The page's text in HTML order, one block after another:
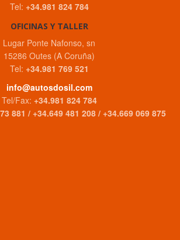
Tel: +34.981 824 784
OFICINAS Y TALLER
Lugar Ponte Nafonso, sn
15286 Outes (A Coruña)
Tel: +34.981 769 521
info@autosdosil.com
Tel/Fax: +34.981 824 784
881 / +34.649 481 208 / +34.669 069 875